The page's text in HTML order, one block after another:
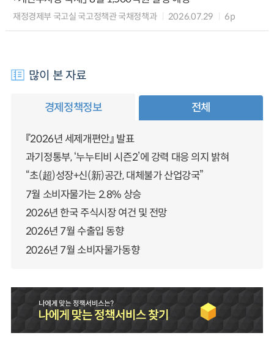
재정경제부 국고실 국고정책관 국채정책과 2026.07.29 6p
많이 본 자료
경제정책정보 전체
『2026년 세제개편안』 발표
과기정통부, ‘누누티비 시즌2’에 강력 대응 의지 밝혀
“초(超)성장+신(新)공간, 대체불가 산업강국”
7월 소비자물가는 2.8% 상승
2026년 한국 주식시장 여건 및 전망
2026년 7월 수출입 동향
2026년 7월 소비자물가동향